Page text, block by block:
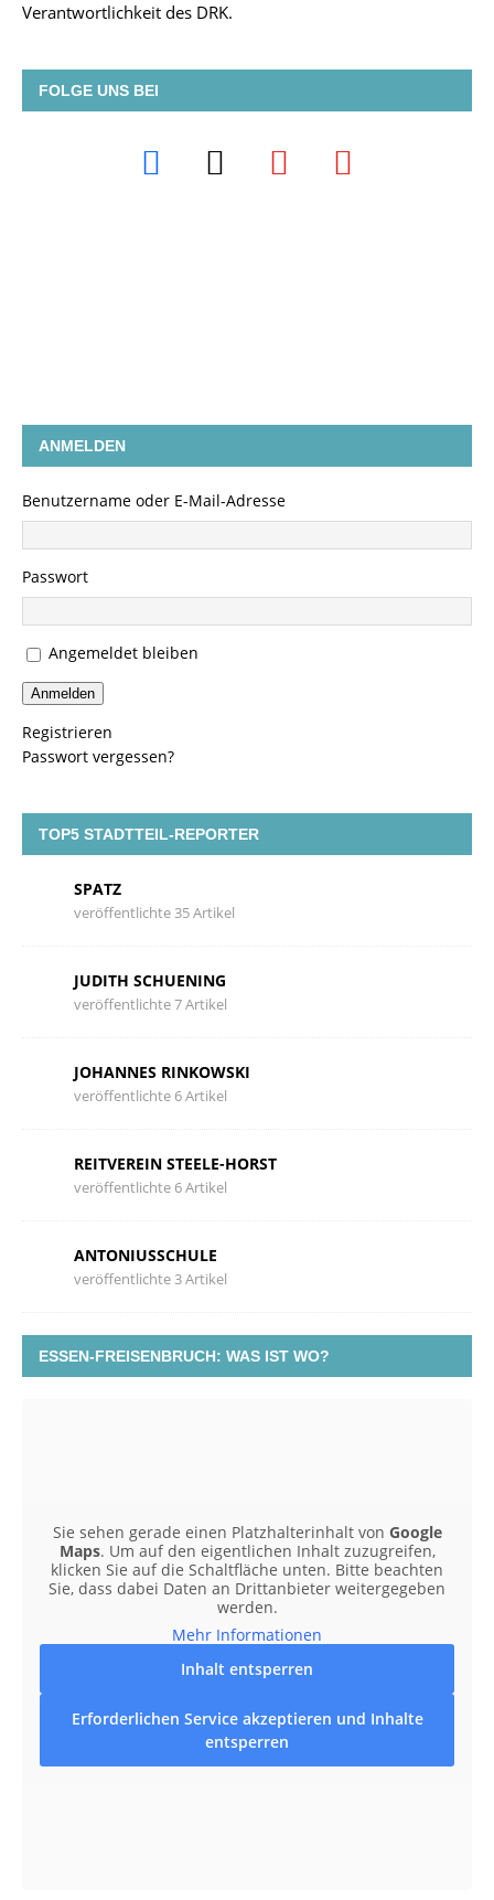
Verantwortlichkeit des DRK.
FOLGE UNS BEI
ANMELDEN
Benutzername oder E-Mail-Adresse
Passwort
Angemeldet bleiben
Anmelden
Registrieren
Passwort vergessen?
TOP5 STADTTEIL-REPORTER
SPATZ
veröffentlichte 35 Artikel
JUDITH SCHUENING
veröffentlichte 7 Artikel
JOHANNES RINKOWSKI
veröffentlichte 6 Artikel
REITVEREIN STEELE-HORST
veröffentlichte 6 Artikel
ANTONIUSSCHULE
veröffentlichte 3 Artikel
ESSEN-FREISENBRUCH: WAS IST WO?
Sie sehen gerade einen Platzhalterinhalt von Google
Maps. Um auf den eigentlichen Inhalt zuzugreifen,
klicken Sie auf die Schaltfläche unten. Bitte beachten
Sie, dass dabei Daten an Drittanbieter weitergegeben
werden.
Mehr Informationen
Inhalt entsperren
Erforderlichen Service akzeptieren und Inhalte
entsperren